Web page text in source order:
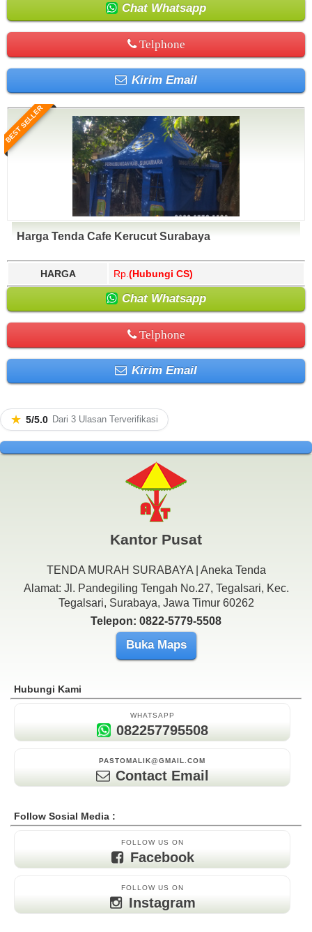
Chat Whatsapp
Telphone
Kirim Email
BEST SELLER
Harga Tenda Cafe Kerucut Surabaya
HARGA Rp. (Hubungi CS)
Chat Whatsapp
Telphone
Kirim Email
★ 5/5.0 Dari 3 Ulasan Terverifikasi
Kantor Pusat
TENDA MURAH SURABAYA | Aneka Tenda
Alamat: Jl. Pandegiling Tengah No.27, Tegalsari, Kec.
Tegalsari, Surabaya, Jawa Timur 60262
Telepon: 0822-5779-5508
Buka Maps
Hubungi Kami
WHATSAPP
082257795508
PASTOMALIK@GMAIL.COM
Contact Email
Follow Sosial Media :
FOLLOW US ON
Facebook
FOLLOW US ON
Instagram